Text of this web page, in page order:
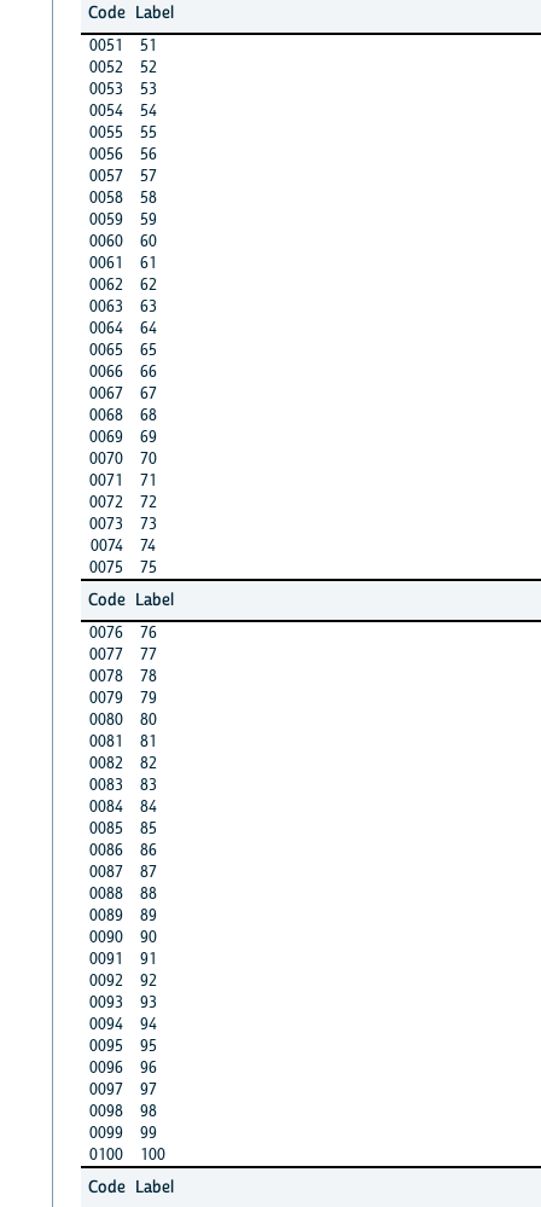
Code Label
0051
51
0052
52
0053
53
0054
54
0055
55
0056
56
0057
57
0058
58
0059
59
0060
60
0061
61
0062
62
0063
63
0064
64
0065
65
0066
66
0067
67
0068
68
0069
69
0070
70
0071
71
0072
72
0073
73
0074
74
0075
75
Code Label
0076
76
0077
77
0078
78
0079
79
0080
80
0081
81
0082
82
0083
83
0084
84
0085
85
0086
86
0087
87
0088
88
0089
89
0090
90
0091
91
0092
92
0093
93
0094
94
0095
95
0096
96
0097
97
0098
98
0099
99
0100
100
Code Label